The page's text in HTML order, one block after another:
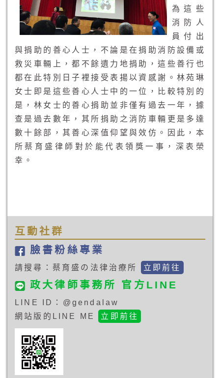
為這些
消防人
員付出
與捐助的善心人士，不論是在捐助消防設備或
救災車輛上，都不餘遺力地捐助，這些善行也
都在此特別日子裡接受表揚以資感謝。林苑琳
女士即是這些善心人士中的一位，比較特別的
是，林女士的善心捐助並非僅有過去一年，據
查是過去數年，其所捐助之消防車輛更是多達
數十餘部，其善心深值仰望與效仿。因此，本
所蔡育盛律師對於能代表領獎一事，深表榮
幸。
互動社群
臉書粉絲專業
請搜尋：蔡育盛の法律治療所 立即前往
政大律師事務所 官方LINE
LINE ID：@gendalaw
網站版的LINE ME
立即前往